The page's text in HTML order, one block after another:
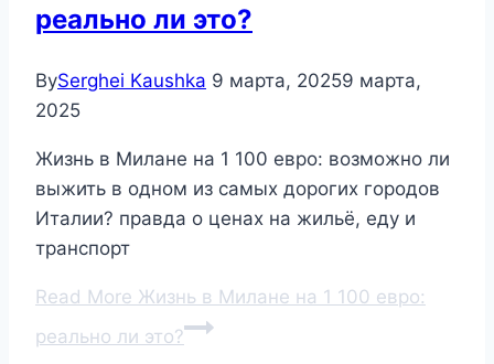
реально ли это?
BySerghei Kaushka 9 марта, 20259 марта,
2025
Жизнь в Милане на 1 100 евро: возможно ли
выжить в одном из самых дорогих городов
Италии? правда о ценах на жильё, еду и
транспорт
Read More Жизнь в Милане на 1 100 евро:
реально ли это?